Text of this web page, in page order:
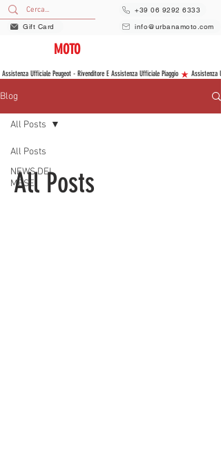
Gift Card
+39 06 9292 6333
info@urbanamoto.com
MOTO
Assistenza Ufficiale Peugeot - Rivenditore E Assistenza Ufficiale Piaggio
Blog
All Posts
NEWS DEL
MESE
All Posts
All Posts